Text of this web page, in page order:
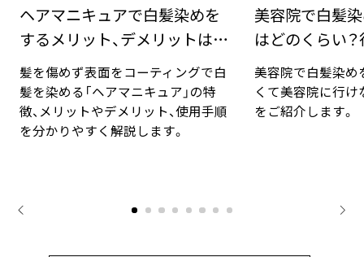
ヘアマニキュアで白髪染めを
するメリット、デメリットは？
手順と豆知識
髪を傷めず表面をコーティングで白
髪を染める「ヘアマニキュア」の特
徴、メリットやデメリット、使用手順
を分かりやすく解説します。
美容院で白髪
はどのくらい
対法
美容院で白髪染め
くて美容院に行
をご紹介します。